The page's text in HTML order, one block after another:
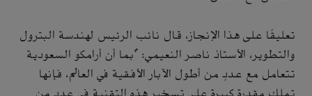
تعليقًا على هذا الإنجاز، قال نائب الرئيس لهندسة البترول
والتطوير، الأستاذ ناصر النعيمي: "بما أن أرامكو السعودية
تتعامل مع عددٍ من أطول الآبار الأفقية في العالم، فإنها